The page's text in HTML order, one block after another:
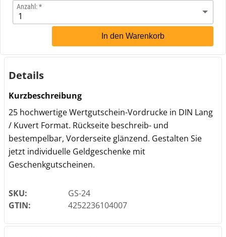
Anzahl:
In den Warenkorb
Details
Kurzbeschreibung
25 hochwertige Wertgutschein-Vordrucke in DIN Lang
/ Kuvert Format. Rückseite beschreib- und
bestempelbar, Vorderseite glänzend. Gestalten Sie
jetzt individuelle Geldgeschenke mit
Geschenkgutscheinen.
SKU:
GS-24
GTIN:
4252236104007